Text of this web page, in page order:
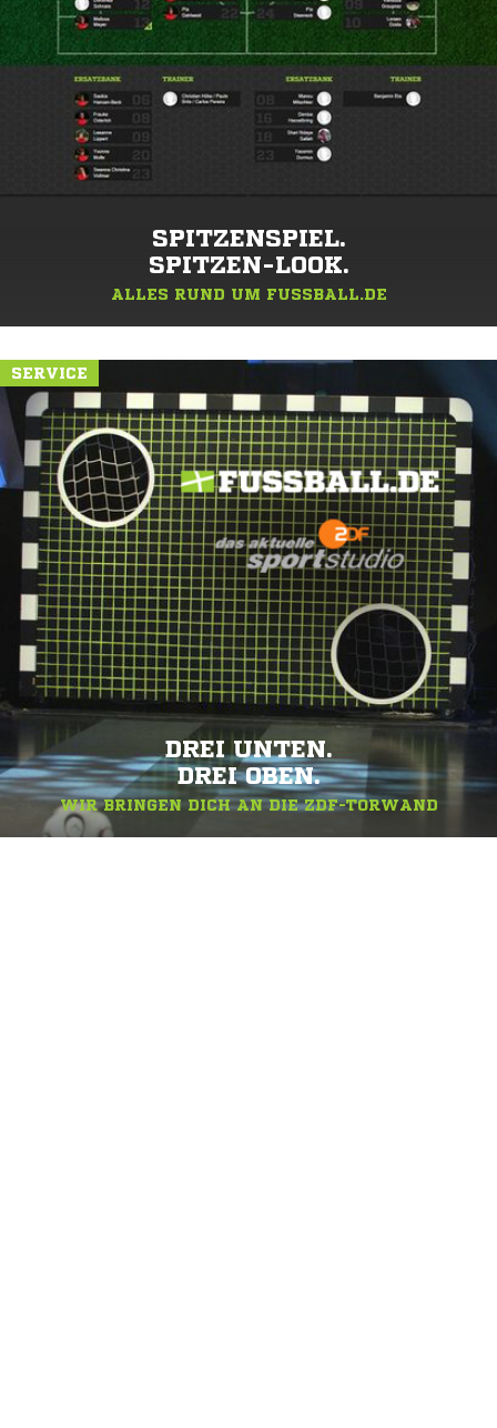
SPITZENSPIEL.
SPITZEN-LOOK.
ALLES RUND UM FUSSBALL.DE
SERVICE
DREI UNTEN.
DREI OBEN.
WIR BRINGEN DICH AN DIE ZDF-TORWAND